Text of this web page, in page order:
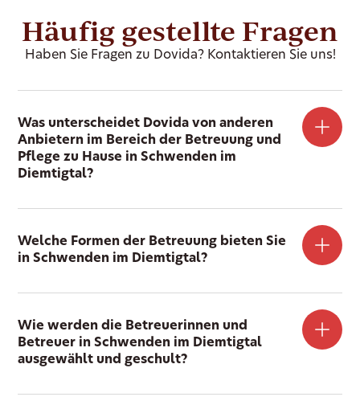
Häufig gestellte Fragen
Haben Sie Fragen zu Dovida? Kontaktieren Sie uns!
Was unterscheidet Dovida von anderen
Anbietern im Bereich der Betreuung und
Pflege zu Hause in Schwenden im
Diemtigtal?
Welche Formen der Betreuung bieten Sie
in Schwenden im Diemtigtal?
Wie werden die Betreuerinnen und
Betreuer in Schwenden im Diemtigtal
ausgewählt und geschult?